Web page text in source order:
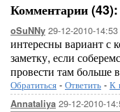
Комментарии (43):
oSuNNy 29-12-2010-14:53
интересны вариант с
заметку, если
провести там больше
Обратиться - Ответить - К
Annataliya 29-12-2010-